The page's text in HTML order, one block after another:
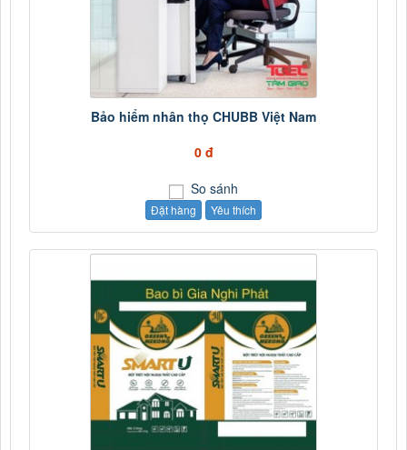
Bảo hiểm nhân thọ CHUBB Việt Nam
0 đ
So sánh
Đặt hàng Yêu thích